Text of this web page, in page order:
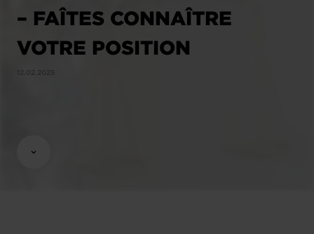
– FAÎTES CONNAÎTRE
VOTRE POSITION
12.02.2025